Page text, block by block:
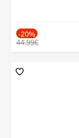
-20%
44.99€